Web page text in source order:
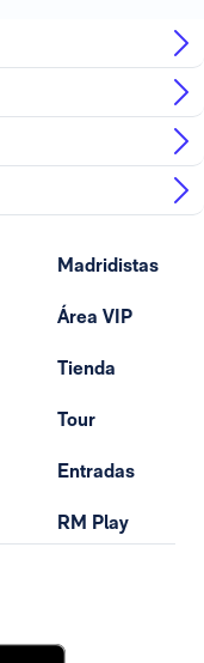
Madridistas
Área VIP
Tienda
Tour
Entradas
RM Play